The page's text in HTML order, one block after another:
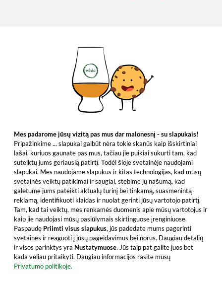
Mes padarome jūsų vizitą pas mus dar malonesnį - su slapukais!
Pripažinkime ... slapukai galbūt nėra tokie skanūs kaip išskirtiniai
lašai, kuriuos gaunate pas mus, tačiau jie puikiai sukurti tam, kad
suteiktų jums geriausią patirtį. Todėl šioje svetainėje naudojami
slapukai. Mes naudojame slapukus ir kitas technologijas, kad mūsų
svetainės veiktų patikimai ir saugiai, stebime jų našumą, kad
galėtume jums pateikti aktualų turinį bei tinkamą, suasmenintą
reklamą, identifikuoti klaidas ir nuolat gerinti jūsų vartotojo patirtį.
Tam, kad tai veiktų, mes renkamės duomenis apie mūsų vartotojus ir
kaip jie naudojasi mūsų pasiūlymais skirtinguose įrenginiuose.
Paspaudę Priimti visus slapukus, jūs padedate mums pagerinti
svetaines ir reaguoti į jūsų pageidavimus bei norus. Daugiau detalių
ir visos parinktys yra Nustatymuose. Jūs taip pat galite juos bet
kada vėliau pritaikyti. Daugiau informacijos rasite mūsų
Privatumo politikoje.